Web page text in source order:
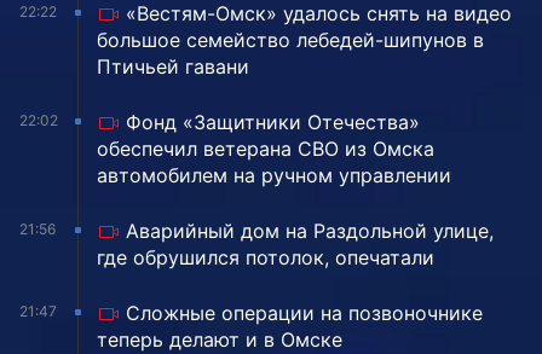
22:22
«Вестям-Омск» удалось снять на видео
большое семейство лебедей-шипунов в
Птичьей гавани
22:02
Фонд «Защитники Отечества»
обеспечил ветерана СВО из Омска
автомобилем на ручном управлении
21:56
Аварийный дом на Раздольной улице,
где обрушился потолок, опечатали
21:47
Сложные операции на позвоночнике
теперь делают и в Омске